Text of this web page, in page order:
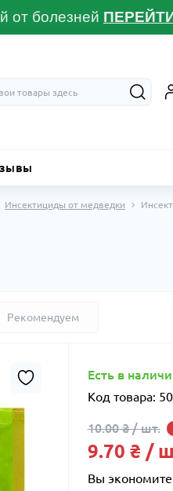
от болезней
Инсектициды от медведки
Рекомендуем
Есть в
Код товара:
10.00 ₴ / шт.
9.70 ₴ /
Вы